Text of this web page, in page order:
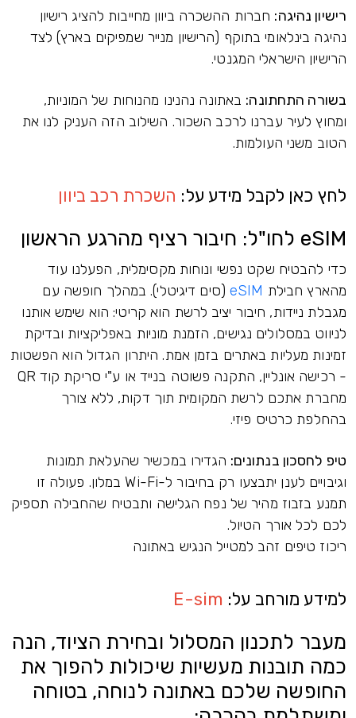
רישיון נהיגה: חברות ההשכרה ביוון מחייבות להציג רישיון
נהיגה בינלאומי בתוקף (הרישיון מנייר שמפיקים בארץ) לצד
הרישיון הישראלי המגנטי.
בשורה התחתונה: באתונה נהנינו מהנוחות של המוניות,
ומחוץ לעיר עברנו לרכב השכור. השילוב הזה העניק לנו את
הטוב משני העולמות.
לחץ כאן לקבל מידע על: השכרת רכב ביוון
eSIM לחו"ל: חיבור רציף מהרגע הראשון
כדי להבטיח שקט נפשי ונוחות מקסימלית, הפעלנו עוד
מהארץ חבילת eSIM(סים דיגיטלי). במהלך חופשה עם
מגבלת ניידות, חיבור יציב לרשת הוא קריטי: הוא שימש אותנו
לניווט במסלולים נגישים, הזמנת מוניות באפליקציות ובדיקת
זמינות מעליות באתרים בזמן אמת. היתרון הגדול הוא הפשטות
- רכישה אונליין, התקנה פשוטה בנייד או ע"י סריקת קוד QR
מחברת אתכם לרשת המקומית תוך דקות, ללא צורך
בהחלפת כרטיס פיזי.
טיפ לחסכון בנתונים: הגדירו במכשיר שהעלאת תמונות
וגיבויים לענן יתבצעו רק בחיבור ל-Wi-Fi במלון. פעולה זו
תמנע בזבוז מהיר של נפח הגלישה ותבטיח שהחבילה תספיק
לכם לכל אורך הטיול.
ריכוז טיפים זהב למטייל הנגיש באתונה
למידע מורחב על: E-sim
מעבר לתכנון המסלול ובחירת הציוד, הנה
כמה תובנות מעשיות שיכולות להפוך את
החופשה שלכם באתונה לנוחה, בטוחה